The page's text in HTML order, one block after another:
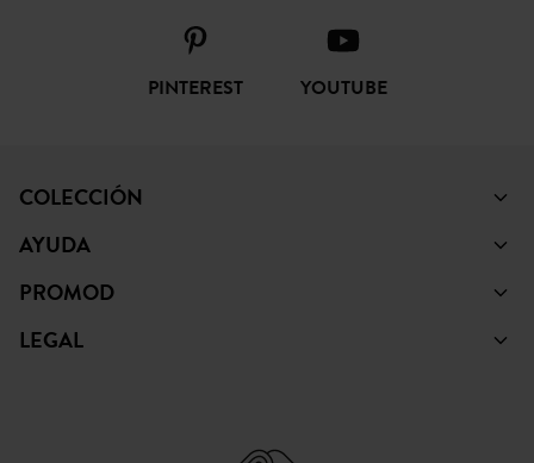
PINTEREST YOUTUBE
COLECCIÓN
AYUDA
PROMOD
LEGAL